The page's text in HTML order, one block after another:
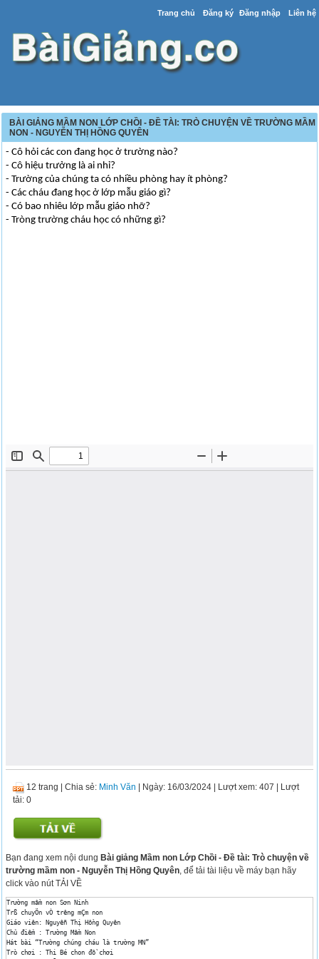
Trang chủ Đăng ký Đăng nhập Liên hệ
BÀI GIẢNG MẦM NON LỚP CHỒI - ĐỀ TÀI: TRÒ CHUYỆN VỀ TRƯỜNG MẦM
NON - NGUYỄN THỊ HỒNG QUYÊN
- Cô hỏi các con đang học ở trường nào?
- Cô hiệu trưởng là ai nhỉ?
- Trường của chúng ta có nhiều phòng hay ít phòng?
- Các cháu đang học ở lớp mẫu giáo gì?
- Có bao nhiêu lớp mẫu giáo nhỡ?
- Tròng trường cháu học có những gì?
12 trang |Chia sẻ: Minh Văn | Ngày: 16/03/2024 | Lượt xem: 407 | Lượt
tải: 0
Bạn đang xem nội dungBài giảng Mầm non Lớp Chồi - Đề tài: Trò chuyện về
trường mầm non - Nguyễn Thị Hồng Quyên , để tải tài liệu về máy bạn hãy
click vào nút TẢI VỀ
Trường mầm non Sơn Ninh
Trß chuyÖn vÒ tr­êng mÇm non
Giáo viên: Nguyễn Thị Hồng Quyên
Chủ điểm : Trường Mầm Non
Hát bài “Trường chúng cháu là trường MN”
Trò chơi : Thi Bé chon đồ chơi